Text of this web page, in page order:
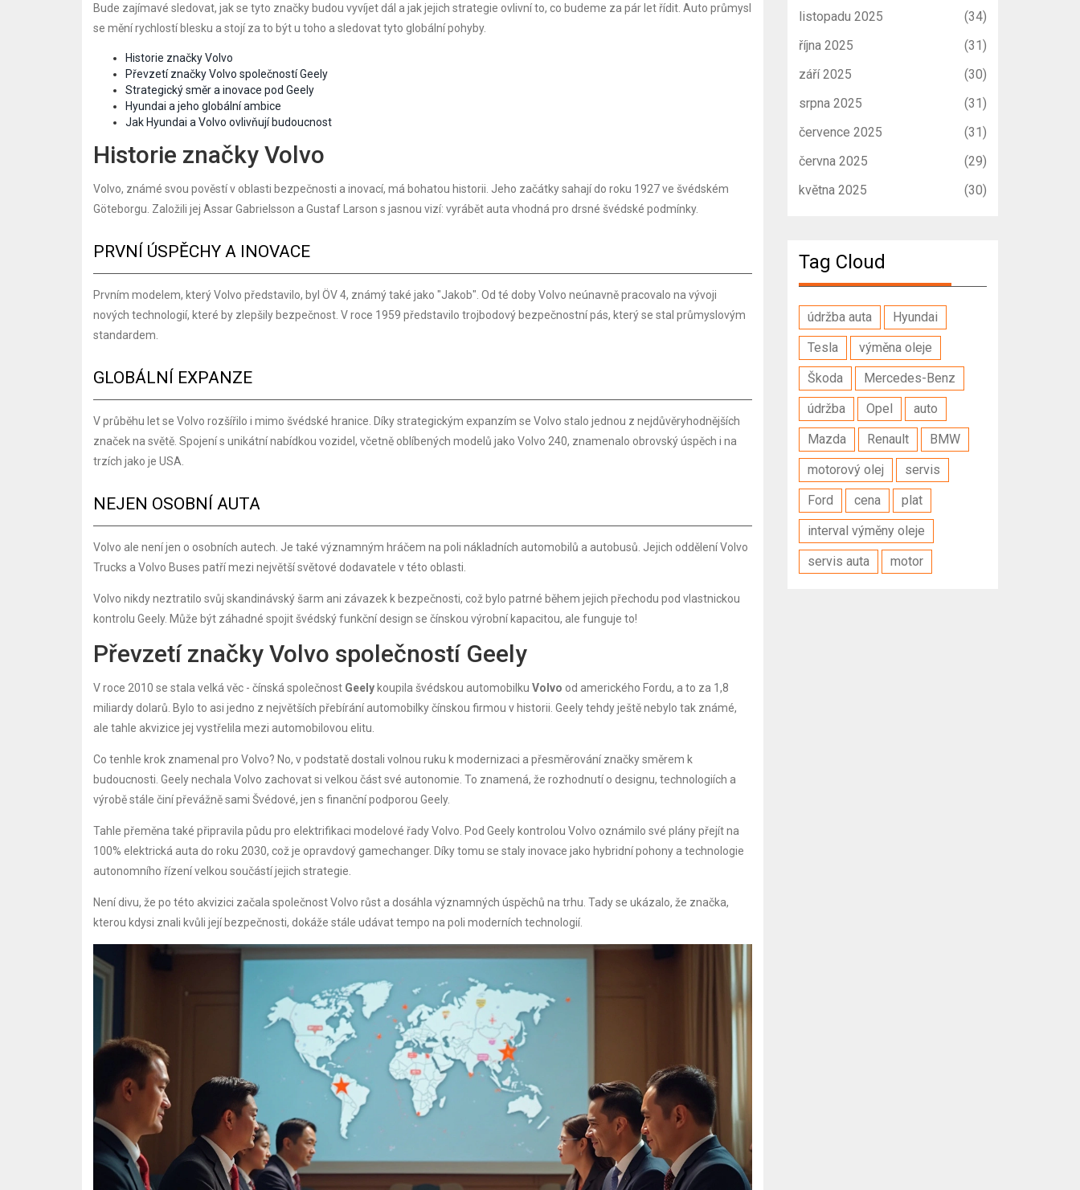
Bude zajímavé sledovat, jak se tyto značky budou vyvíjet dál a jak jejich strategie ovlivní to, co budeme za pár let řídit. Auto průmysl
se mění rychlostí blesku a stojí za to být u toho a sledovat tyto globální pohyby.
Historie značky Volvo
Převzetí značky Volvo společností Geely
Strategický směr a inovace pod Geely
Hyundai a jeho globální ambice
Jak Hyundai a Volvo ovlivňují budoucnost
Historie značky Volvo
Volvo, známé svou pověstí v oblasti bezpečnosti a inovací, má bohatou historii. Jeho začátky sahají do roku 1927 ve švédském
Göteborgu. Založili jej Assar Gabrielsson a Gustaf Larson s jasnou vizí: vyrábět auta vhodná pro drsné švédské podmínky.
PRVNÍ ÚSPĚCHY A INOVACE
Prvním modelem, který Volvo představilo, byl ÖV 4, známý také jako "Jakob". Od té doby Volvo neúnavně pracovalo na vývoji
nových technologií, které by zlepšily bezpečnost. V roce 1959 představilo trojbodový bezpečnostní pás, který se stal průmyslovým
standardem.
GLOBÁLNÍ EXPANZE
V průběhu let se Volvo rozšířilo i mimo švédské hranice. Díky strategickým expanzím se Volvo stalo jednou z nejdůvěryhodnějších
značek na světě. Spojení s unikátní nabídkou vozidel, včetně oblíbených modelů jako Volvo 240, znamenalo obrovský úspěch i na
trzích jako je USA.
NEJEN OSOBNÍ AUTA
Volvo ale není jen o osobních autech. Je také významným hráčem na poli nákladních automobilů a autobusů. Jejich oddělení Volvo
Trucks a Volvo Buses patří mezi největší světové dodavatele v této oblasti.
Volvo nikdy neztratilo svůj skandinávský šarm ani závazek k bezpečnosti, což bylo patrné během jejich přechodu pod vlastnickou
kontrolu Geely. Může být záhadné spojit švédský funkční design se čínskou výrobní kapacitou, ale funguje to!
Převzetí značky Volvo společností Geely
V roce 2010 se stala velká věc - čínská společnost Geelykoupila švédskou automobilku Volvo od amerického Fordu, a to za 1,8
miliardy dolarů. Bylo to asi jedno z největších přebírání automobilky čínskou firmou v historii. Geely tehdy ještě nebylo tak známé,
ale tahle akvizice jej vystřelila mezi automobilovou elitu.
Co tenhle krok znamenal pro Volvo? No, v podstatě dostali volnou ruku k modernizaci a přesměrování značky směrem k
budoucnosti. Geely nechala Volvo zachovat si velkou část své autonomie. To znamená, že rozhodnutí o designu, technologiích a
výrobě stále činí převážně sami Švédové, jen s finanční podporou Geely.
Tahle přeměna také připravila půdu pro elektrifikaci modelové řady Volvo. Pod Geely kontrolou Volvo oznámilo své plány přejít na
100% elektrická auta do roku 2030, což je opravdový gamechanger. Díky tomu se staly inovace jako hybridní pohony a technologie
autonomního řízení velkou součástí jejich strategie.
Není divu, že po této akvizici začala společnost Volvo růst a dosáhla významných úspěchů na trhu. Tady se ukázalo, že značka,
kterou kdysi znali kvůli její bezpečnosti, dokáže stále udávat tempo na poli moderních technologií.
listopadu 2025
(34)
října 2025
(31)
září 2025
(30)
srpna 2025
(31)
července 2025
(31)
června 2025
(29)
května 2025
(30)
Tag Cloud
údržba auta
Hyundai
Tesla
výměna oleje
Škoda
Mercedes-Benz
údržba
Opel
auto
Mazda
Renault
BMW
motorový olej
servis
Ford
cena
plat
interval výměny oleje
servis auta
motor